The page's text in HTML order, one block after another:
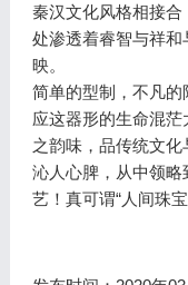
秦汉文化风格相接
处渗透着睿智与祥和
映。
简单的型制，不凡
应这器形的生命混
之韵味，品传统文
沁人心脾，从中领
艺！真可谓“人间珠